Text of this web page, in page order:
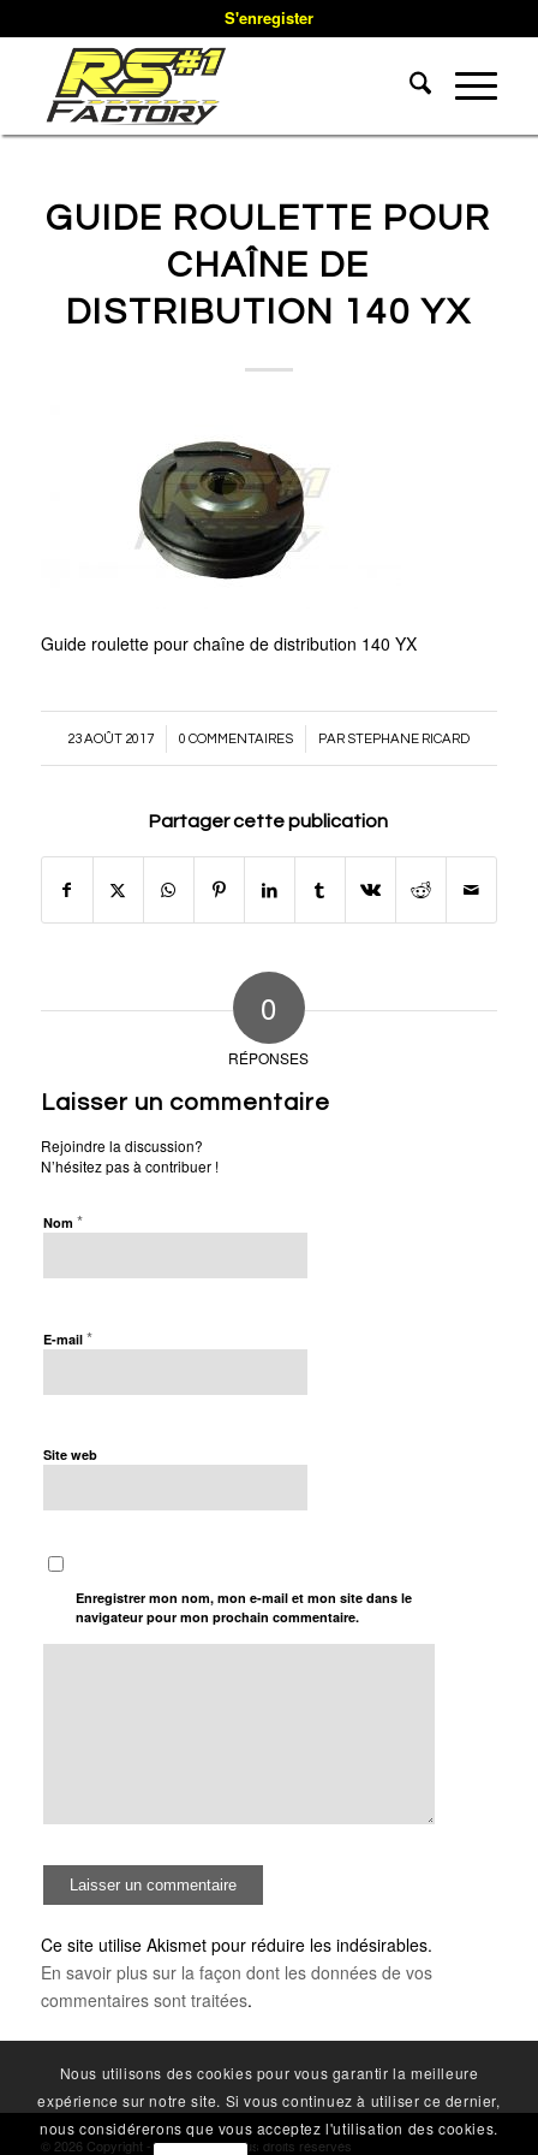
S'enregister
GUIDE ROULETTE POUR
CHAÎNE DE
DISTRIBUTION 140 YX
Guide roulette pour chaîne de distribution 140 YX
23 AOÛT 2017
/ 0 COMMENTAIRES
/ PAR STEPHANE RICARD
Partager cette publication
0
RÉPONSES
Laisser un commentaire
Rejoindre la discussion?
N’hésitez pas à contribuer !
Nom *
E-mail *
Site web
Enregistrer mon nom, mon e-mail et mon site dans le
navigateur pour mon prochain commentaire.
Ce site utilise Akismet pour réduire les indésirables.
En savoir plus sur la façon dont les données de vos
commentaires sont traitées.
© 2026 Copyright - RS Factory - tous droits réservés
Nous utilisons des cookies pour vous garantir la meilleure
expérience sur notre site. Si vous continuez à utiliser ce dernier,
nous considérerons que vous acceptez l'utilisation des cookies.